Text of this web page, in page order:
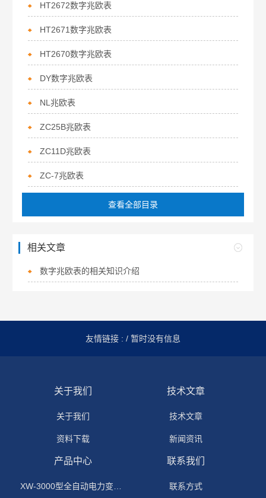
HT2672数字兆欧表
HT2671数字兆欧表
HT2670数字兆欧表
DY数字兆欧表
NL兆欧表
ZC25B兆欧表
ZC11D兆欧表
ZC-7兆欧表
查看全部目录
相关文章
数字兆欧表的相关知识介绍
友情链接 : / 暂时没有信息
关于我们
关于我们
资料下载
技术文章
技术文章
新闻资讯
产品中心 联系我们
联系方式